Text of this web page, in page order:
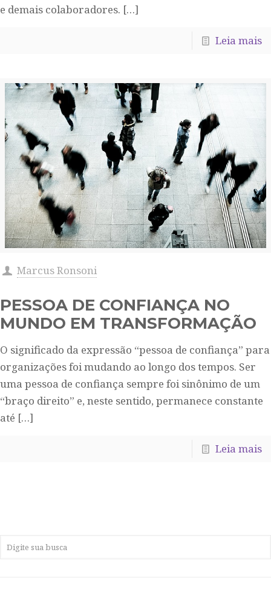
e demais colaboradores. […]
Leia mais
Marcus Ronsoni
PESSOA DE CONFIANÇA NO
MUNDO EM TRANSFORMAÇÃO
O significado da expressão “pessoa de confiança” para
organizações foi mudando ao longo dos tempos. Ser
uma pessoa de confiança sempre foi sinônimo de um
“braço direito” e, neste sentido, permanece constante
até […]
Leia mais